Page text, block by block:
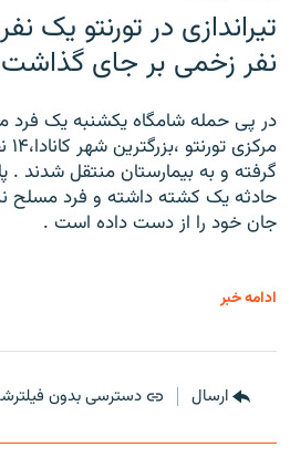
نفر زخمی بر جای گذاشت
در پی حمله شامگاه یکشنبه یک فرد
گرفته و به بیمارستان منتقل شدند
حادثه یک کشته داشته و فرد مسلح
جان خود را از دست داده است .
ادامه خبر
ارسال دسترسی بدون